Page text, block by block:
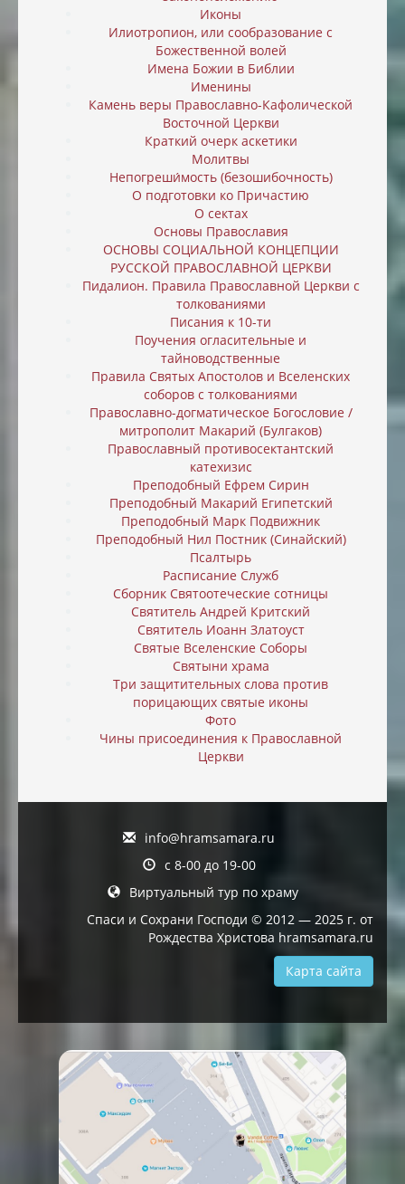
Иконы
Илиотропион, или cообразование с
Божественной волей
Имена Божии в Библии
Именины
Камень веры Православно-Кафолической
Восточной Церкви
Краткий очерк аскетики
Молитвы
Непогреши́мость (безошибочность)
О подготовки ко Причастию
О сектах
Основы Православия
ОСНОВЫ СОЦИАЛЬНОЙ КОНЦЕПЦИИ
РУССКОЙ ПРАВОСЛАВНОЙ ЦЕРКВИ
Пидалион. Правила Православной Церкви с
толкованиями
Писания к 10-ти
Поучения огласительные и
тайноводственные
Правила Святых Апостолов и Вселенских
соборов с толкованиями
Православно-догматическое Богословие /
митрополит Макарий (Булгаков)
Православный противосектантский
катехизис
Преподобный Ефрем Сирин
Преподобный Макарий Египетский
Преподобный Марк Подвижник
Преподобный Нил Постник (Синайский)
Псалтырь
Расписание Служб
Сборник Святоотеческие сотницы
Святитель Андрей Критский
Святитель Иоанн Златоуст
Святые Вселенские Соборы
Святыни храма
Три защитительных слова против
порицающих святые иконы
Фото
Чины присоединения к Православной
Церкви
info@hramsamara.ru
с 8-00 до 19-00
Виртуальный тур по храму
Спаси и Сохрани Господи © 2012 — 2025 г. от
Рождества Христова hramsamara.ru
Карта сайта